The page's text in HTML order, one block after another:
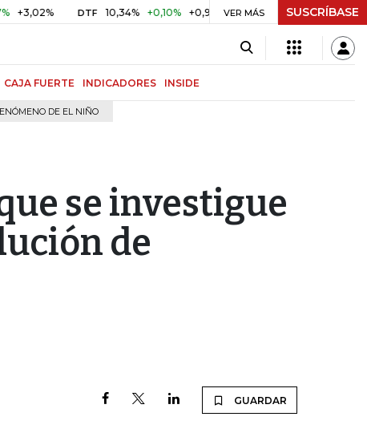
DTF 10,34% +0,10% +0,98% UVR $ 416,86 +$ 0,05
VER MÁS SUSCRÍBASE
CAJA FUERTE INDICADORES INSIDE
DE EL NIÑO
se investigue
de
GUARDAR